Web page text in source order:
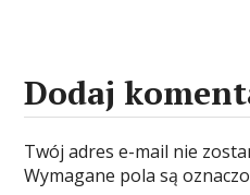
Dodaj
Twój adres e-mail nie
Wymagane pola są